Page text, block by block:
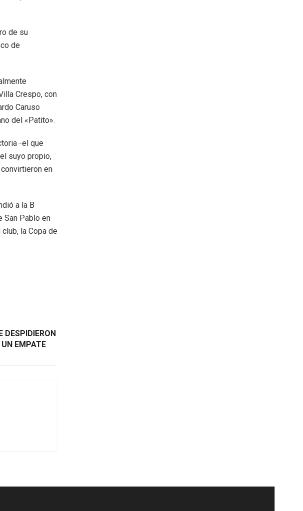
de su
de
Crespo, con
Caruso
del «Patito».
-el que
suyo propio,
en
a la B
San Pablo en
la Copa de
DESPIDIERON
EMPATE